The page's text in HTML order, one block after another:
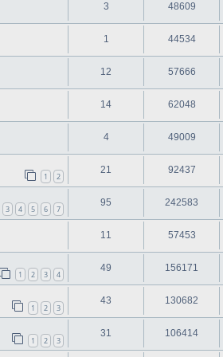
3 48609
1 44534
12 57666
14 62048
4 49009
1 2
21 92437
3 4 5 6 7
95 242583
11 57453
1 2 3 4
49 156171
1 2 3
43 130682
1 2 3
31 106414